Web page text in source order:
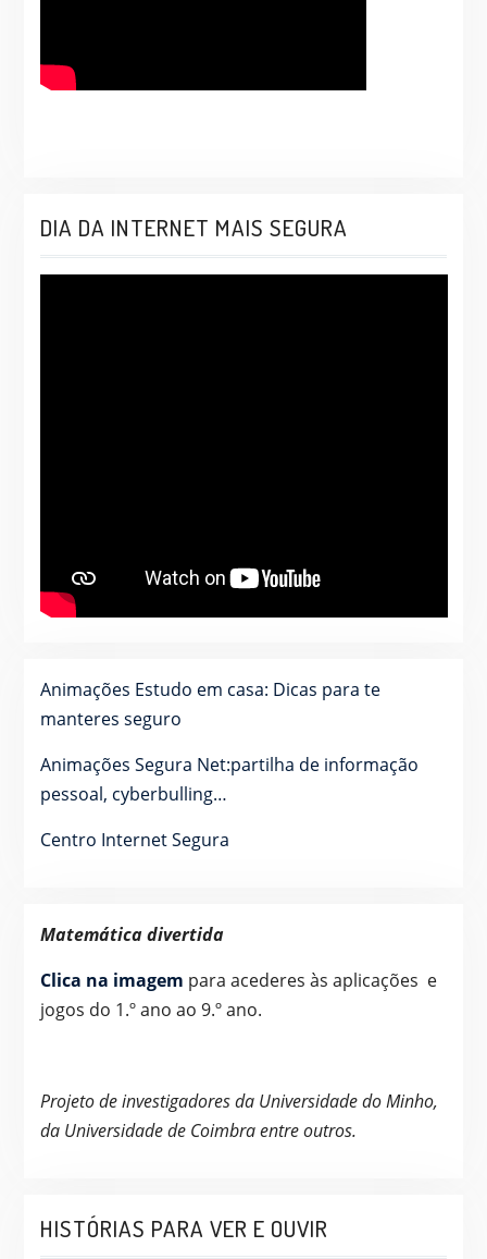
DIA DA INTERNET MAIS SEGURA
Animações Estudo em casa: Dicas para te
manteres seguro
Animações Segura Net:partilha de informação
pessoal, cyberbulling…
Centro Internet Segura
Matemática divertida
Clica na imagem para acederes às aplicações e
jogos do 1.º ano ao 9.º ano.
Projeto de investigadores da Universidade do Minho,
da Universidade de Coimbra entre outros.
HISTÓRIAS PARA VER E OUVIR